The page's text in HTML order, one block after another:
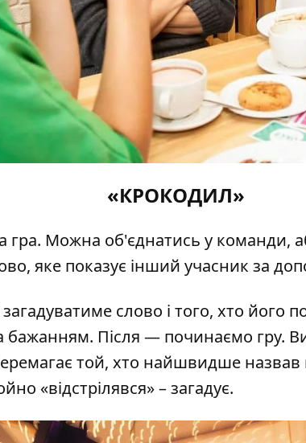
«КРОКОДИЛ»
гра. Можна об'єднатись у команди,
яке показує інший учасник за
слово і того, хто його
Після — починаємо гру.
той, хто найшвидше назвав
«відстрілявся» – загадує.